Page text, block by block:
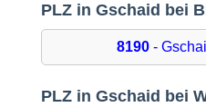
PLZ in Gschaid bei
8190-
PLZ in Gschaid bei